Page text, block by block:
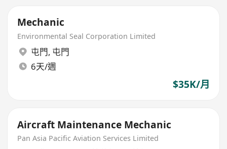
Mechanic
Environmental Seal Corporation Limited
屯門, 屯門
6天/週
$35K/月
Aircraft Maintenance Mechanic
Pan Asia Pacific Aviation Services Limited